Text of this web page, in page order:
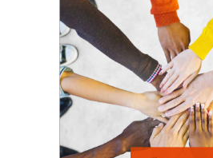
105525 Total 0 Votes 0 0
améliorer...
FEUILLETER